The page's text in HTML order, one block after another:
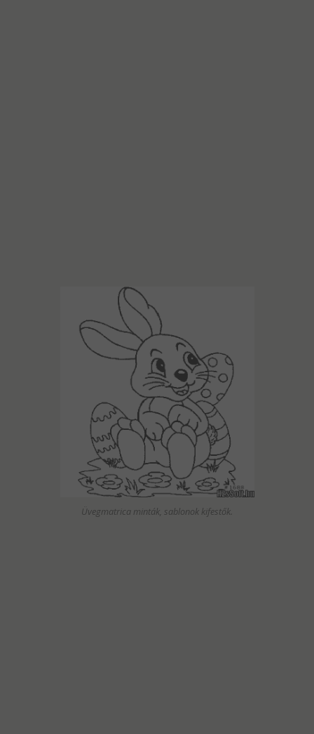
Üvegmatrica minták, sablonok kifestők.